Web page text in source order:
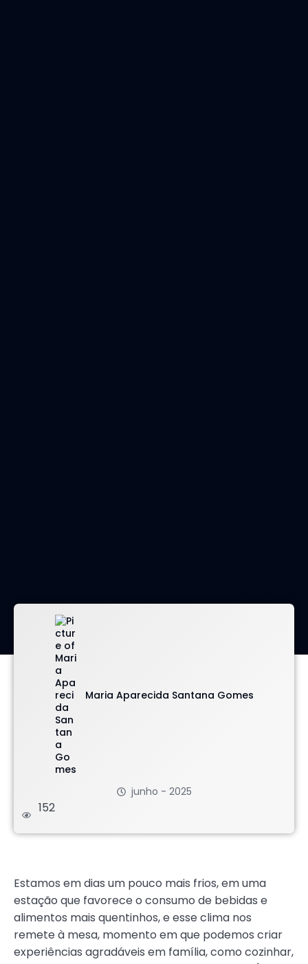
Maria Aparecida Santana Gomes
junho - 2025
152
Estamos em dias um pouco mais frios, em uma
estação que favorece o consumo de bebidas e
alimentos mais quentinhos, e esse clima nos
remete à mesa, momento em que podemos criar
experiências agradáveis em família, como cozinhar,